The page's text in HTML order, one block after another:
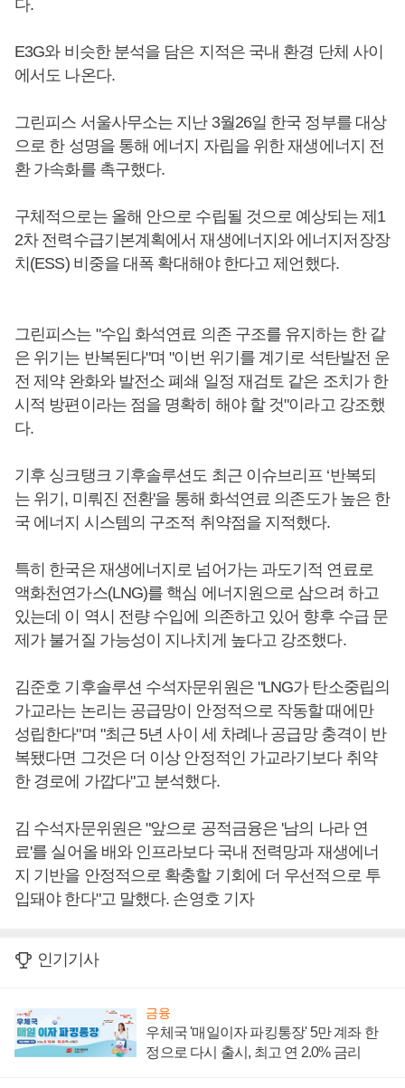
다.
E3G와 비슷한 분석을 담은 지적은 국내 환경 단체 사이
에서도 나온다.
그린피스 서울사무소는 지난 3월26일 한국 정부를 대상
으로 한 성명을 통해 에너지 자립을 위한 재생에너지 전
환 가속화를 촉구했다.
구체적으로는 올해 안으로 수립될 것으로 예상되는 제1
2차 전력수급기본계획에서 재생에너지와 에너지저장장
치(ESS) 비중을 대폭 확대해야 한다고 제언했다.
그린피스는 "수입 화석연료 의존 구조를 유지하는 한 같
은 위기는 반복된다"며 "이번 위기를 계기로 석탄발전 운
전 제약 완화와 발전소 폐쇄 일정 재검토 같은 조치가 한
시적 방편이라는 점을 명확히 해야 할 것"이라고 강조했
다.
기후 싱크탱크 기후솔루션도 최근 이슈브리프 ‘반복되
는 위기, 미뤄진 전환'을 통해 화석연료 의존도가 높은 한
국 에너지 시스템의 구조적 취약점을 지적했다.
특히 한국은 재생에너지로 넘어가는 과도기적 연료로
액화천연가스(LNG)를 핵심 에너지원으로 삼으려 하고
있는데 이 역시 전량 수입에 의존하고 있어 향후 수급 문
제가 불거질 가능성이 지나치게 높다고 강조했다.
김준호 기후솔루션 수석자문위원은 "LNG가 탄소중립의
가교라는 논리는 공급망이 안정적으로 작동할 때에만
성립한다"며 "최근 5년 사이 세 차례나 공급망 충격이 반
복됐다면 그것은 더 이상 안정적인 가교라기보다 취약
한 경로에 가깝다"고 분석했다.
김 수석자문위원은 "앞으로 공적금융은 '남의 나라 연
료'를 실어올 배와 인프라보다 국내 전력망과 재생에너
지 기반을 안정적으로 확충할 기회에 더 우선적으로 투
입돼야 한다"고 말했다. 손영호 기자
인기기사
금융
우체국 '매일이자 파킹통장' 5만 계좌 한
정으로 다시 출시, 최고 연 2.0% 금리